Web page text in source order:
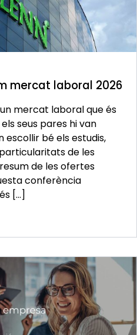
mercat laboral 2026
mercat laboral que és
seus pares hi van
escollir bé els estudis,
de les
de les ofertes
conferència
[…]